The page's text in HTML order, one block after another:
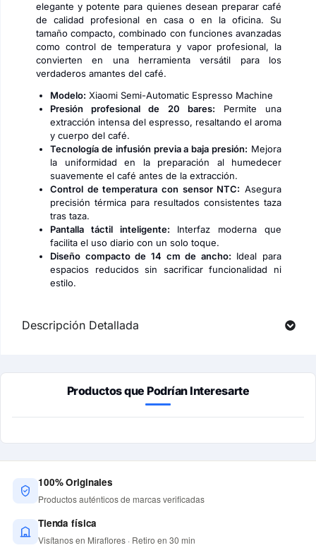
elegante y potente para quienes desean preparar café
de calidad profesional en casa o en la oficina. Su
tamaño compacto, combinado con funciones avanzadas
como control de temperatura y vapor profesional, la
convierten en una herramienta versátil para los
verdaderos amantes del café.
Modelo: Xiaomi Semi-Automatic Espresso Machine
Presión profesional de 20 bares: Permite una
extracción intensa del espresso, resaltando el aroma
y cuerpo del café.
Tecnología de infusión previa a baja presión: Mejora
la uniformidad en la preparación al humedecer
suavemente el café antes de la extracción.
Control de temperatura con sensor NTC: Asegura
precisión térmica para resultados consistentes taza
tras taza.
Pantalla táctil inteligente: Interfaz moderna que
facilita el uso diario con un solo toque.
Diseño compacto de 14 cm de ancho: Ideal para
espacios reducidos sin sacrificar funcionalidad ni
estilo.
Descripción Detallada
Productos que Podrían Interesarte
100% Originales
Productos auténticos de marcas verificadas
Tienda física
Visítanos en Miraflores · Retiro en 30 min